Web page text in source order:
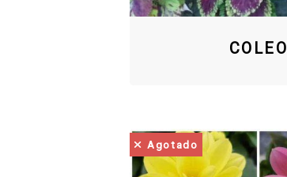
COLEO
Agotado